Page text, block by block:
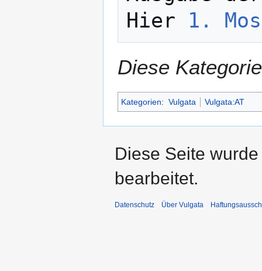
Hier 1.
Diese
Kategorien: Vulgata Vulgata:AT
Diese Seite
bearbeitet.
Datenschutz Über Vulgata